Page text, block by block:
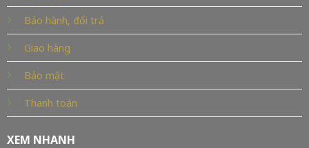
Bảo hành, đổi trả
Giao hàng
Bảo mật
Thanh toán
XEM NHANH